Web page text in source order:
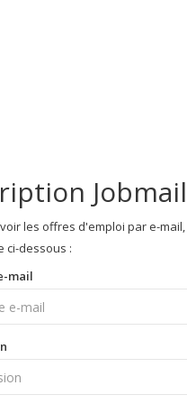
les offres d'emploi par e-
ci-dessous :
mail